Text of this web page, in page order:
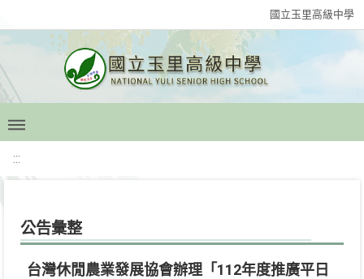
國立玉里高級中學
:::
公告彙整
台灣休閒農業發展協會辦理「112年度推廣平日